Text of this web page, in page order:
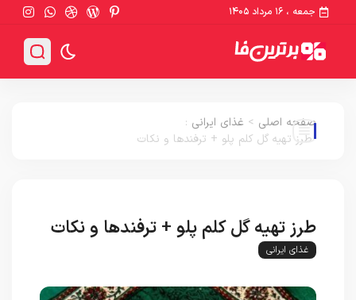
جمعه ، ۱۶ مرداد ۱۴۰۵
صفحه اصلی > غذای ایرانی
طرز تهیه گل کلم پلو + ترفندها و نکات
طرز تهیه گل کلم پلو + ترفندها و نکات
غذای ایرانی